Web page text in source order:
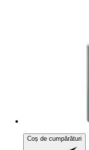
Coș de cumpărături